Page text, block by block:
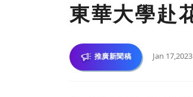
東華大學赴
推廣新聞稿 Jan 17,2023